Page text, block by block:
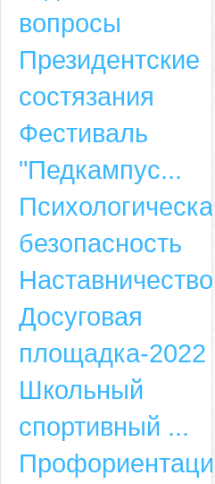
вопросы
Президентские
состязания
Фестиваль
"Педкампус...
Психологическая
безопасность
Наставничество
Досуговая
площадка-2022
Школьный
спортивный ...
Профориентация